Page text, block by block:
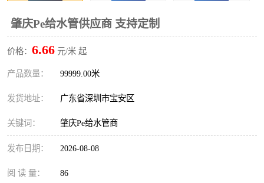
肇庆Pe给水管供应商 支持定制
价格： 6.66 元/米 起
产品数量： 99999.00米
发货地址： 广东省深圳市宝安区
关键词： 肇庆Pe给水管商
发布日期： 2026-08-08
阅 读 量： 86